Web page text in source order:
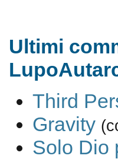
Ultimi
Third
Gravity
Solo Dio